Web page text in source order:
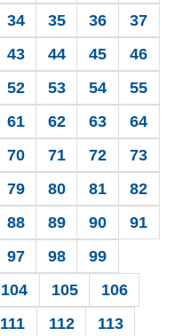
34 35 36
37
43 44 45
46
52 53 54
55
61 62 63
64
70 71 72
73
79 80 81
82
88 89 90
91
97 98
99
104 105
106
111 112 113